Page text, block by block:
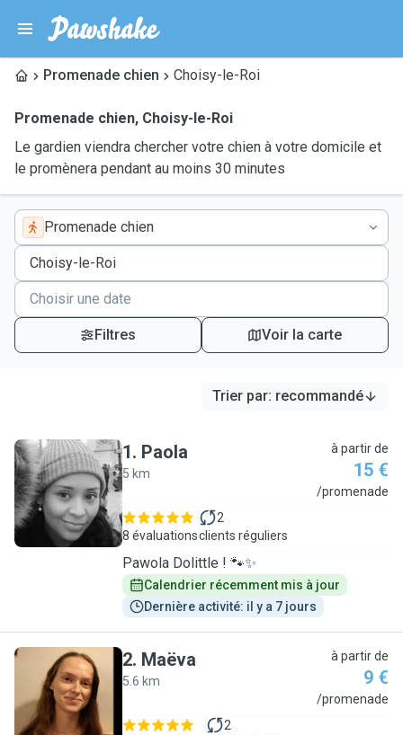
Promenade chien Choisy-le-Roi
Promenade chien, Choisy-le-Roi
Le gardien viendra chercher votre chien à votre domicile et
le promènera pendant au moins 30 minutes
Promenade chien
Filtres Voir la carte
Trier par: recommandé
P
1. Paola
5 km
à partir de
15 €
/promenade
8 évaluations
2
clients réguliers
Pawola Dolittle ! 🐾✨
Calendrier récemment mis à jour
Dernière activité: il y a 7 jours
M
2. Maëva
5.6 km
à partir de
9 €
/promenade
2